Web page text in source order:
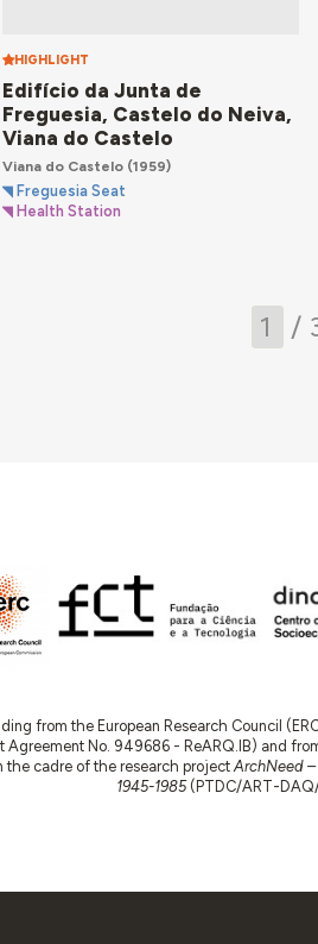
HIGHLIGHT
Edifício da Junta de
Freguesia, Castelo do Neiva,
Viana do Castelo
Viana do Castelo(1959)
Freguesia Seat
Health Station
/
from the European Research Council
Agreement No. 949686 - ReARQ.IB) and
the cadre of the research projectArchNeed
1945-1985(PTDC/ART-